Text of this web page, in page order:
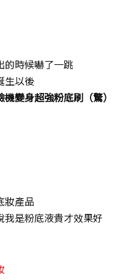
的時候嚇了一跳
生以後
變身超強粉底刷（驚）
妝產品
是粉底液貴才效果好